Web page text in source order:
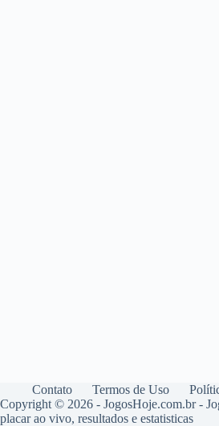
Contato Termos de Uso
Copyright © 2026 - JogosHoje.com.br -
placar ao vivo, resultados e estatisticas